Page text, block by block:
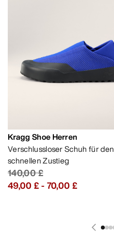
Kragg Shoe Herren
Verschlussloser Schuh für den
schnellen Zustieg
140,00 £
49,00 £- 70,00 £